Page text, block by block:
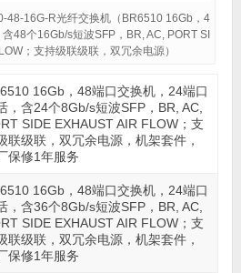
48-16G-R光纤交换机（BR6510 16Gb，4
48个16Gb/s短波SFP，BR, AC, PORT SI
；支持级联级联，双冗余电源）
16Gb，48端口交换机，24端口
，含24个8Gb/s短波SFP，BR, AC,
SIDE EXHAUST AIR FLOW；支
联级联，双冗余电源，机架套件，
保修1年服务
16Gb，48端口交换机，24端口
，含36个8Gb/s短波SFP，BR, AC,
SIDE EXHAUST AIR FLOW；支
联级联，双冗余电源，机架套件，
保修1年服务